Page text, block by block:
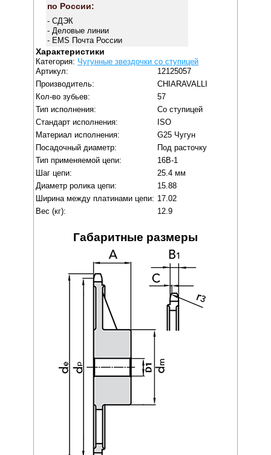
по России:
- СДЭК
- Деловые линии
- EMS Почта России
Характеристики
Категория: Чугунные звездочки со ступицей
Артикул:
12125057
Производитель:
CHIARAVALLI
Кол-во зубьев:
57
Тип исполнения:
Со ступицей
Стандарт исполнения:
ISO
Материал исполнения:
G25 Чугун
Посадочный диаметр:
Под расточку
Тип применяемой цепи:
16B-1
Шаг цепи:
25.4 мм
Диаметр ролика цепи:
15.88
Ширина между платинами цепи: 17.02
Вес (кг):
12.9
Габаритные размеры